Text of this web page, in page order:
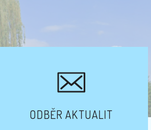
ODBĚR AKTUALIT